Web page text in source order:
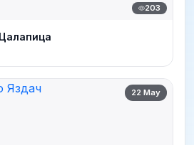
203
22 May